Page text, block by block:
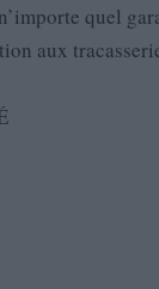
quel
aux